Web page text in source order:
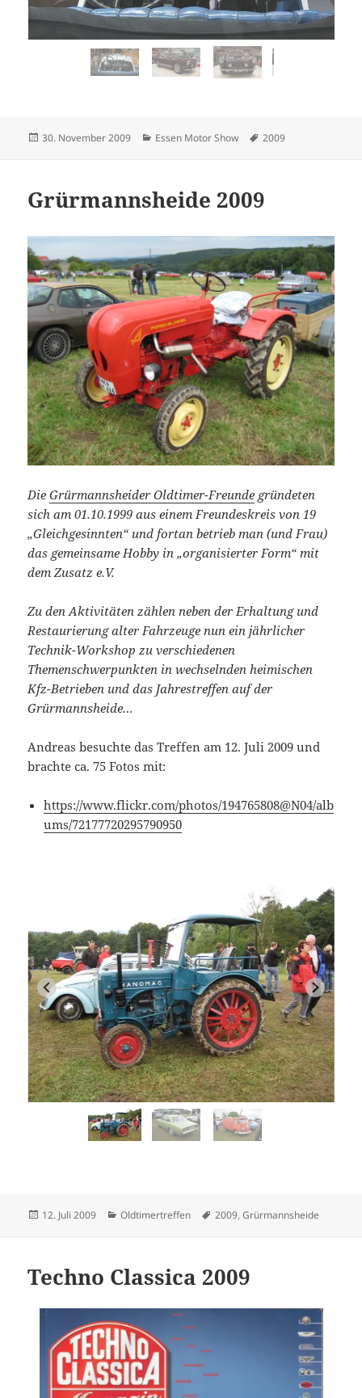
Veröffentlicht
30. November 2009 Kategorien
Essen Motor Show Schlagwörter
2009
Grürmannsheide 2009
DieGrürmannsheider Oldtimer-Freunde gründeten
sich am 01.10.1999 aus einem Freundeskreis von 19
„Gleichgesinnten“ und fortan betrieb man (und Frau)
das gemeinsame Hobby in „organisierter Form“ mit
dem Zusatz e.V.
Zu den Aktivitäten zählen neben der Erhaltung und
Restaurierung alter Fahrzeuge nun ein jährlicher
Technik-Workshop zu verschiedenen
Themenschwerpunkten in wechselnden heimischen
Kfz-Betrieben und das Jahrestreffen auf der
Grürmannsheide…
Andreas besuchte das Treffen am 12. Juli 2009 und
brachte ca. 75 Fotos mit:
https://www.flickr.com/photos/194765808@N04/alb
ums/72177720295790950
Veröffentlicht
12. Juli 2009 Kategorien
Oldtimertreffen Schlagwörter
2009,Grürmannsheide
Techno Classica 2009